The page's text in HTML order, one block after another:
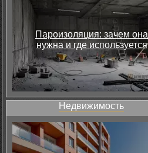
Пароизоляция: зачем она
нужна и где используется
Недвижимость